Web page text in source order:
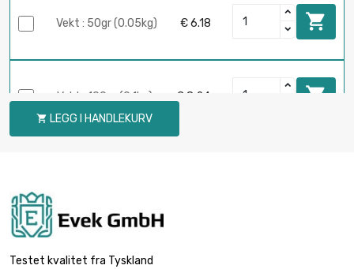
Vekt : 50gr (0.05kg) € 6.18 
Vekt : 100gr (0.1kg) € 8.24 
 LEGG I HANDLEKURV
Testet kvalitet fra Tyskland